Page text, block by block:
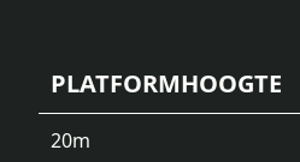
PLATFORMHOOGTE
20m